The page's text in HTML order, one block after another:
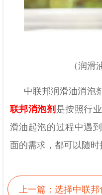
（润滑
中联邦润滑油消泡
联邦消泡剂 是按照行
滑油起泡的过程中遇
面的需求，都可以随
上一篇：